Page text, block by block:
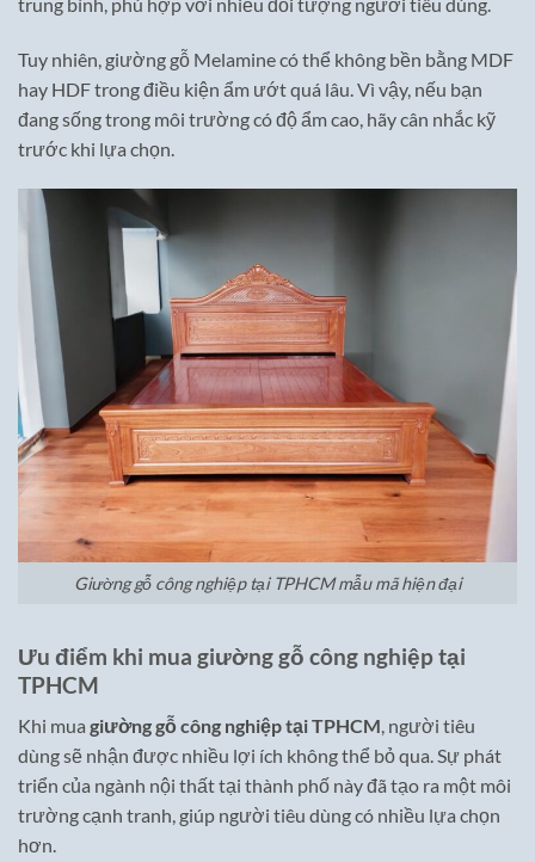
Tuy nhiên, giường gỗ Melamine có thể không bền bằng MDF
hay HDF trong điều kiện ẩm ướt quá lâu. Vì vậy, nếu bạn
đang sống trong môi trường có độ ẩm cao, hãy cân nhắc kỹ
trước khi lựa chọn.
Giường gỗ công nghiệp tại TPHCM mẫu mã hiện đại
Ưu điểm khi mua giường gỗ công nghiệp tại
TPHCM
Khi mua giường gỗ công nghiệp tại TPHCM, người tiêu
dùng sẽ nhận được nhiều lợi ích không thể bỏ qua. Sự phát
triển của ngành nội thất tại thành phố này đã tạo ra một môi
trường cạnh tranh, giúp người tiêu dùng có nhiều lựa chọn
hơn.